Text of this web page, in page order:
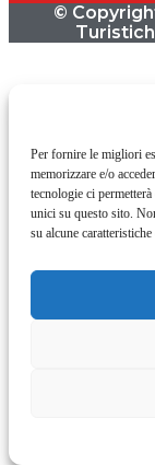
Per fornire le migliori
memorizzare e/o
tecnologie ci
unici su questo sito.
su alcune
©